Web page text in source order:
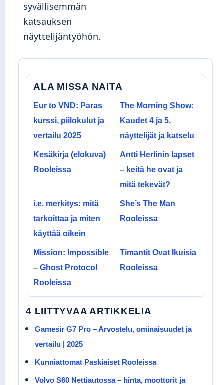
syvällisemmän
katsauksen
näyttelijäntyöhön.
ALA MISSA NAITA
Eur to VND: Paras
kurssi, piilokulut ja
vertailu 2025
The Morning Show:
Kaudet 4 ja 5,
näyttelijät ja katselu
Kesäkirja (elokuva)
Rooleissa
Antti Herlinin lapset
– keitä he ovat ja
mitä tekevät?
i.e. merkitys: mitä
tarkoittaa ja miten
käyttää oikein
She’s The Man
Rooleissa
Mission: Impossible
– Ghost Protocol
Rooleissa
Timantit Ovat Ikuisia
Rooleissa
4 LIITTYVAA ARTIKKELIA
Gamesir G7 Pro – Arvostelu, ominaisuudet ja
vertailu | 2025
Kunniattomat Paskiaiset Rooleissa
Volvo S60 Nettiautossa – hinta, moottorit ja